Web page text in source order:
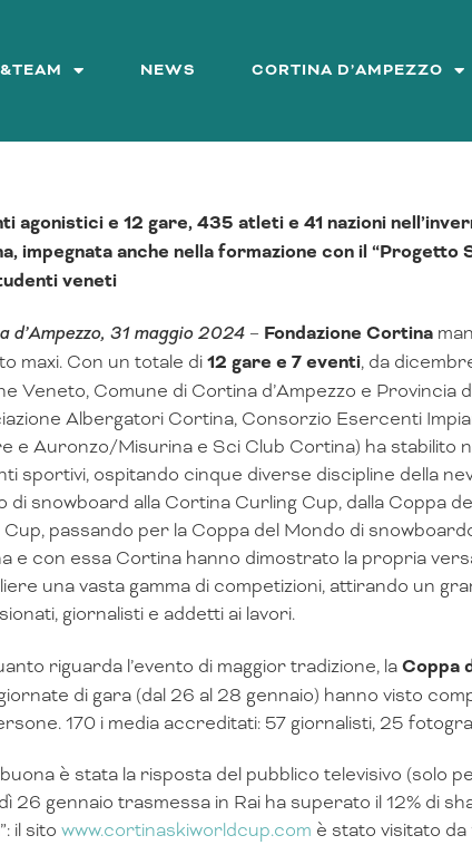
NEWS CORTINA D’AMPEZZO
agonistici e 12 gare, 435 atleti e 41 nazioni
impegnata anche nella formazione con il “Progetto
veneti
d’Ampezzo, 31 maggio 2024– Fondazione Cortina
maxi. Con un totale di12 gare e 7 eventi, da
Veneto, Comune di Cortina d’Ampezzo e Provincia
Albergatori Cortina, Consorzio Esercenti
e Auronzo/Misurina e Sci Club Cortina) ha stabilito
sportivi, ospitando cinque diverse discipline della
di snowboard alla Cortina Curling Cup, dalla Coppa
Cup, passando per la Coppa del Mondo di
e con essa Cortina hanno dimostrato la propria
una vasta gamma di competizioni, attirando un
giornalisti e addetti ai lavori.
riguarda l’evento di maggior tradizione, laCoppa
di gara (dal 26 al 28 gennaio) hanno visto
170 i media accreditati: 57 giornalisti, 25
è stata la risposta del pubblico televisivo (solo
26 gennaio trasmessa in Rai ha superato il 12% di
il sito www.cortinaskiworldcup.com è stato visitato